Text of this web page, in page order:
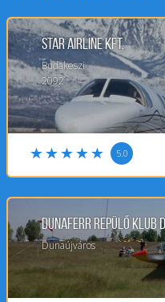
Star Airline Kft.
Budakeszi
2092
5.0
Dunaferr Repülő Klub
Dunaújváros